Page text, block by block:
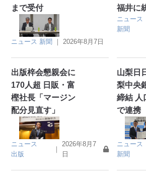
まで受付
ニュース 新聞 ｜ 2026年8月7日
福井に
ニュース
新聞
出版梓会懇親会に
170人超 日販・富
樫社長「マージン
配分見直す」
ニュース
出版
｜
2026年8月7
日
山梨日
梨中央
締結 人
で連携
ニュース
新聞